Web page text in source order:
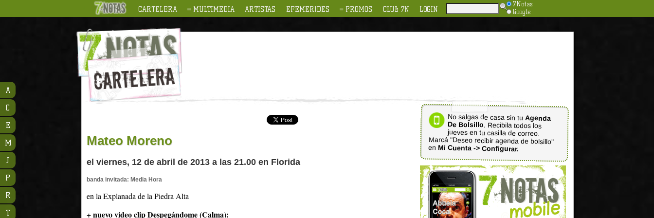
CARTELERA MULTIMEDIA ARTISTAS EFEMERIDES PROMOS CLUB 7N LOGIN
7Notas
Google
Mateo Moreno
el viernes, 12 de abril de 2013 a las 21.00 en Florida
banda invitada: Media Hora
en la Explanada de la Piedra Alta
+ nuevo video clip Despegándome (Calma):
No salgas de casa sin tu Agenda
De Bolsillo. Recibila todos los
jueves en tu casilla de correo.
Marcá "Deseo recibir agenda de bolsillo"
en Mi Cuenta -> Configurar.
A
C
E
M
J
P
R
T